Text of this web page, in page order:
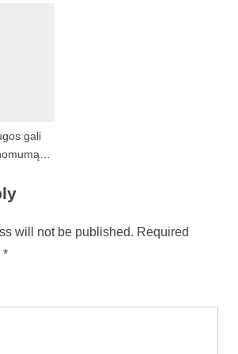
gali
will not be published. Required
*